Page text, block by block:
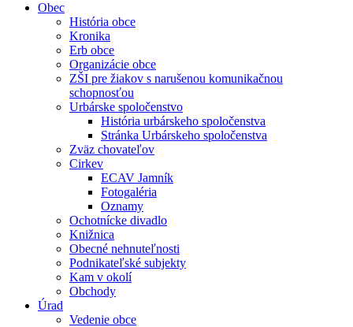
Obec
História obce
Kronika
Erb obce
Organizácie obce
ZŠI pre žiakov s narušenou komunikačnou
schopnosťou
Urbárske spoločenstvo
História urbárskeho spoločenstva
Stránka Urbárskeho spoločenstva
Zväz chovateľov
Cirkev
ECAV Jamník
Fotogaléria
Oznamy
Ochotnícke divadlo
Knižnica
Obecné nehnuteľnosti
Podnikateľské subjekty
Kam v okolí
Obchody
Úrad
Vedenie obce